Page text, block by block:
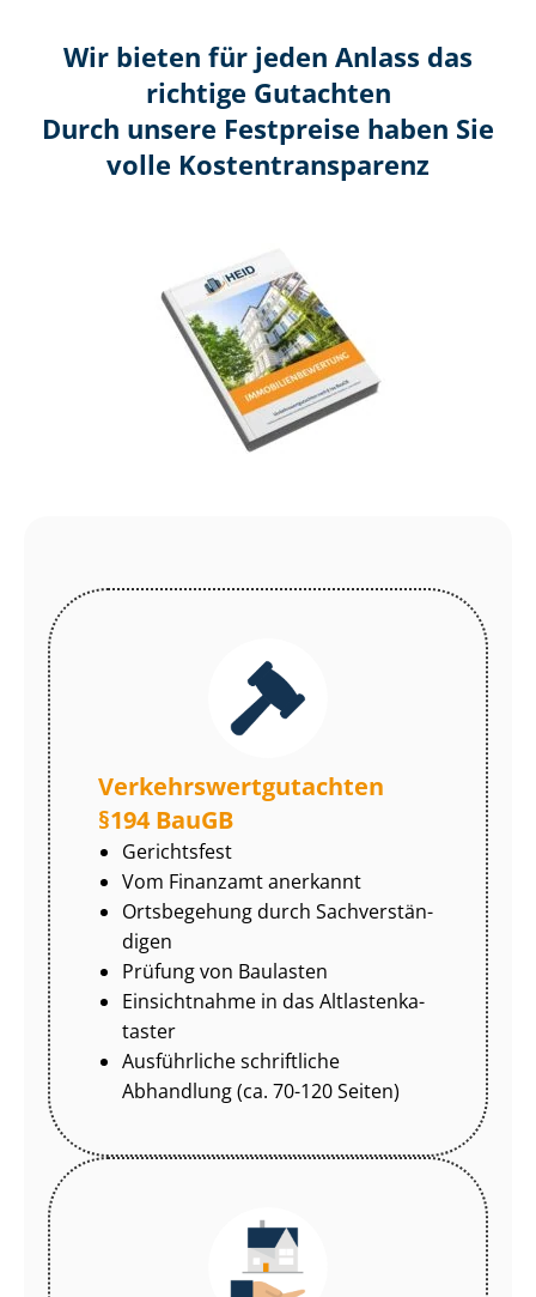
Wir bieten für jeden Anlass das
richtige Gutachten
Durch unsere Festpreise haben Sie
volle Kosten­transparenz
Ver­kehrs­wert­gut­ach­ten
§194 BauGB
Gerichtsfest
Vom Finanzamt anerkannt
Ortsbegehung durch Sach­ver­stän­
di­gen
Prüfung von Baulasten
Einsichtnahme in das Alt­las­ten­ka­
tas­ter
Ausführliche schriftliche
Abhandlung (ca. 70-120 Seiten)